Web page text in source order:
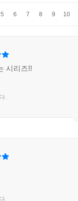
5 6 7 8 9 10
시리즈!!
.
.